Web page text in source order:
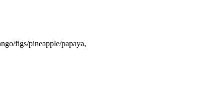
figs/pineapple/papaya,